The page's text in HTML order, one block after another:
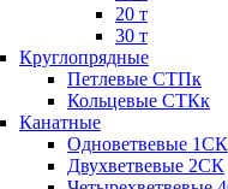
20 т
30 т
Круглопрядные
Петлевые СТПк
Кольцевые СТКк
Канатные
Одноветвевые 1СК
Двухветвевые 2СК